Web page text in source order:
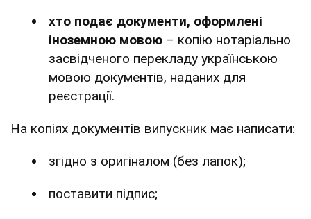
хто подає документи, оформлені
іноземною мовою – копію нотаріально
засвідченого перекладу українською
мовою документів, наданих для
реєстрації.
На копіях документів випускник має написати:
згідно з оригіналом (без лапок);
поставити підпис;